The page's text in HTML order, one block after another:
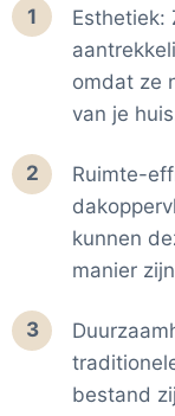
1
Esthetiek:
omdat ze
van je
2
Ruimte-
kunnen
manier
3
bestand